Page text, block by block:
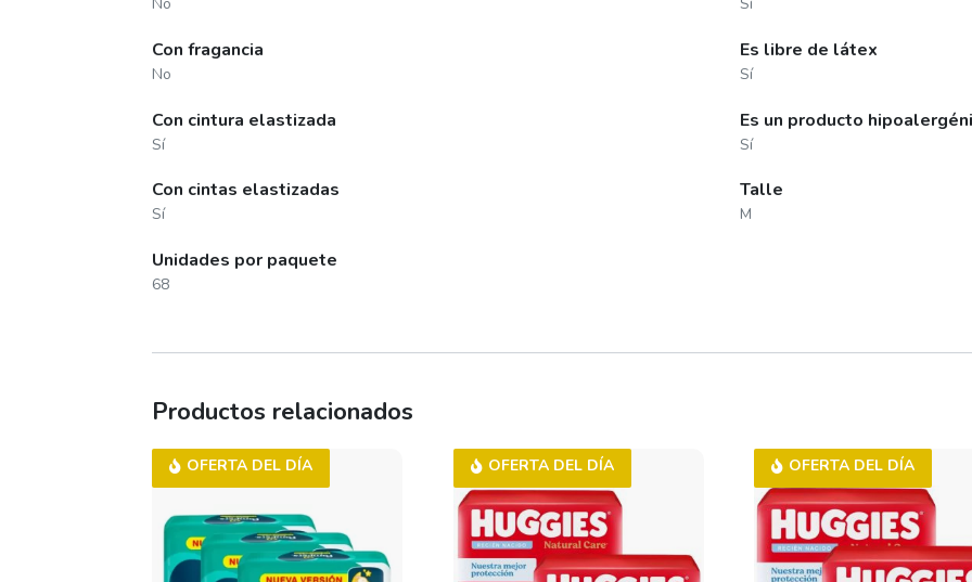
Con fragancia
No
Con cintura elastizada
Sí
Con cintas elastizadas
Sí
Unidades por paquete
68
Es libre de látex
Sí
Es un producto
Sí
Talle
M
Productos relacionados
OFERTA DEL DÍA OFERTA DEL DÍA OFERTA DEL DÍA